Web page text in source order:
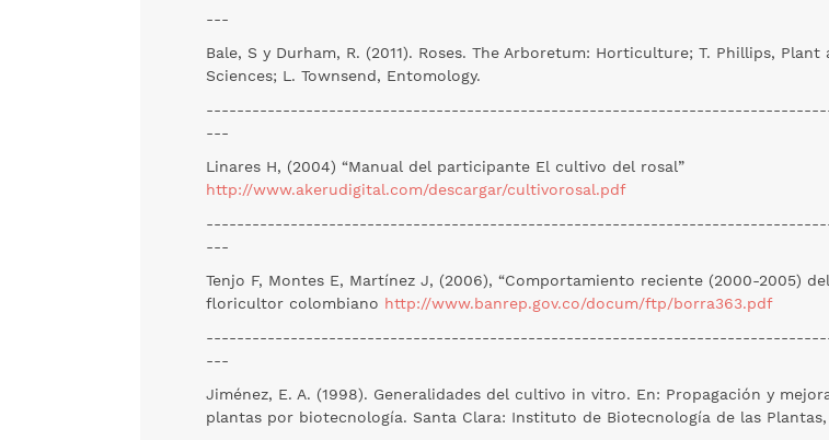
---
Bale, S y Durham, R. (2011). Roses. The Arboretum: Horticulture; T. Phillips, Plant
Sciences; L. Townsend, Entomology.
---
Linares H, (2004) “Manual del participante El cultivo del rosal”
http://www.akerudigital.com/descargar/cultivorosal.pdf
---
Tenjo F, Montes E, Martínez J, (2006), “Comportamiento reciente (2000-2005)
floricultor colombiano http://www.banrep.gov.co/docum/ftp/borra363.pdf
---
Jiménez, E. A. (1998). Generalidades del cultivo in vitro. En: Propagación y
plantas por biotecnología. Santa Clara: Instituto de Biotecnología de las